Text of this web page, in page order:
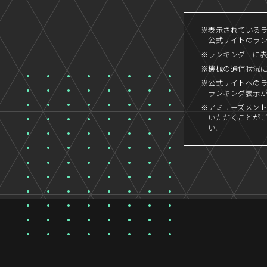
※表示されている
公式サイトのラ
※ランキング上に
※機械の通信状況
※公式サイトへの
ランキング表示
※アミューズメン
いただくことが
い。